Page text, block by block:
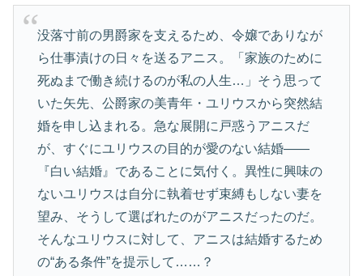
没落寸前の男爵家を支えるため、令嬢でありなが
ら仕事漬けの日々を送るアニス。「家族のために
死ぬまで働き続けるのが私の人生…」そう思って
いた矢先、公爵家の美青年・ユリウスから突然結
婚を申し込まれる。急な展開に戸惑うアニスだ
が、すぐにユリウスの目的が愛のない結婚——
『白い結婚』であることに気付く。異性に興味の
ないユリウスは自分に執着せず束縛もしない妻を
望み、そうして選ばれたのがアニスだったのだ。
そんなユリウスに対して、アニスは結婚するため
の“ある条件”を提示して……？